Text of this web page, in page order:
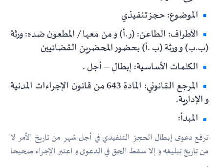
الموضوع: حجز تنفيذي
الأطراف: الطاعن: (ر.أ) و من معها / المطعون ضده: ورثة
(ب.ب) و ورثة (ب .أ) بحضور المحضرين القضائيين
الكلمات الأساسية: إبطال – أجل .
المرجع القانوني: المادة 643 من قانون الإجراءات المدنية
و الإدارية.
المبدأ:
ترفع دعوى إبطال الحجز التنفيدي في أجل شهر من تاريخ الأمر لا
من تاريخ تبليغه و إلا سقط الحق في الدعوى و اعتبر الإجراء صحيحا
.